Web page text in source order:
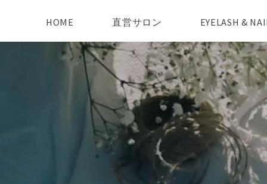
HOME 直営サロン EYELASH &